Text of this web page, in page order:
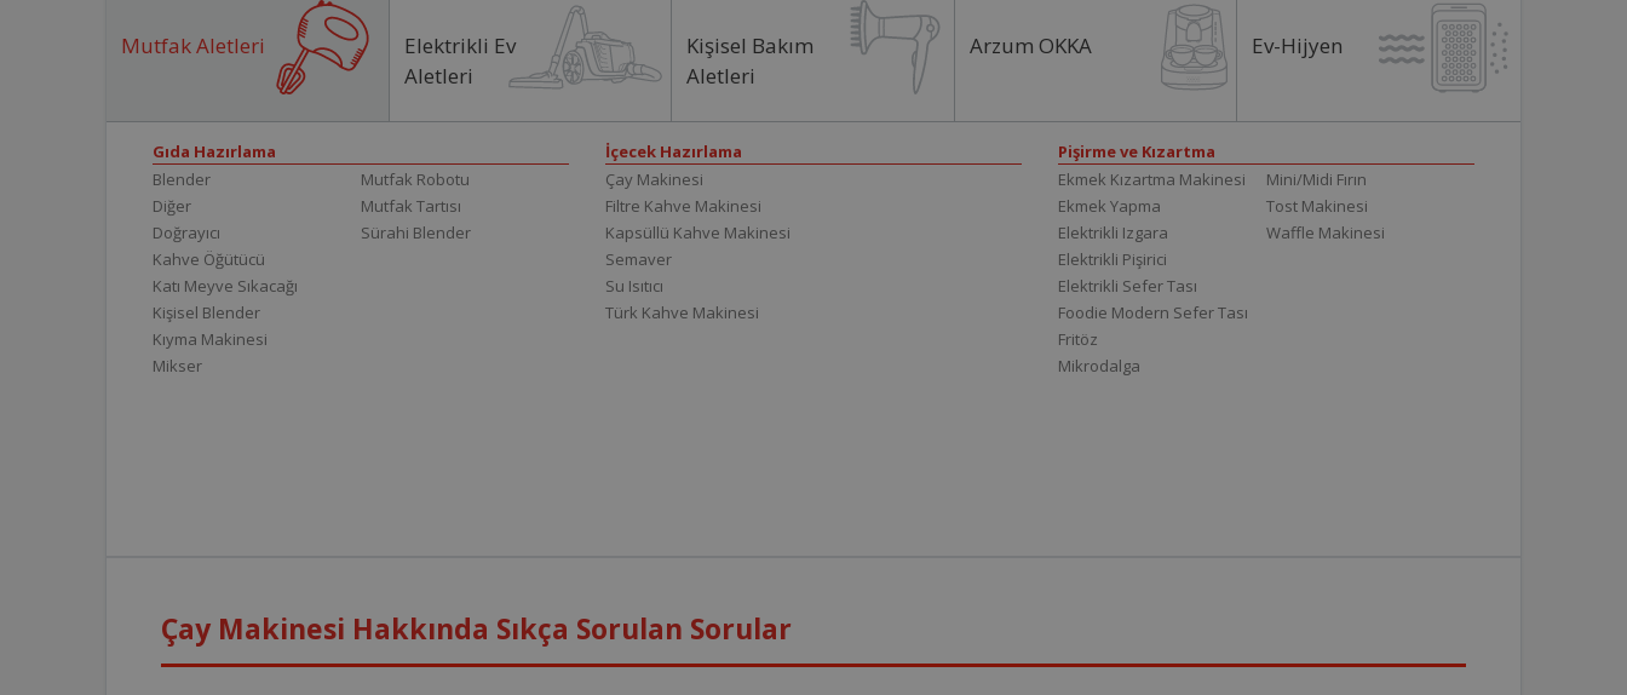
Mutfak Aletleri
Elektrikli Ev
Aletleri
Kişisel Bakım
Aletleri
Arzum OKKA Ev-Hijyen
Gıda Hazırlama
Blender
Diğer
Doğrayıcı
Kahve Öğütücü
Katı Meyve Sıkacağı
Kişisel Blender
Kıyma Makinesi
Mikser
Mutfak Robotu
Mutfak Tartısı
Sürahi Blender
İçecek Hazırlama
Çay Makinesi
Filtre Kahve Makinesi
Kapsüllü Kahve Makinesi
Semaver
Su Isıtıcı
Türk Kahve Makinesi
Pişirme ve Kızartma
Ekmek Kızartma Makinesi
Ekmek Yapma
Elektrikli Izgara
Elektrikli Pişirici
Elektrikli Sefer Tası
Foodie Modern Sefer Tası
Fritöz
Mikrodalga
Mini/Midi Fırın
Tost Makinesi
Waffle Makinesi
Çay Makinesi Hakkında Sıkça Sorulan Sorular